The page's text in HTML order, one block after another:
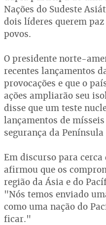
Nações do Sudeste
dois líderes querem
povos.
O presidente norte-
recentes lançamentos
provocações e que o
ações ampliarão seu
disse que um teste
lançamentos de
segurança da Península
Em discurso para cerca
afirmou que os
região da Ásia e do
"Nós temos enviado
como uma nação do
ficar."